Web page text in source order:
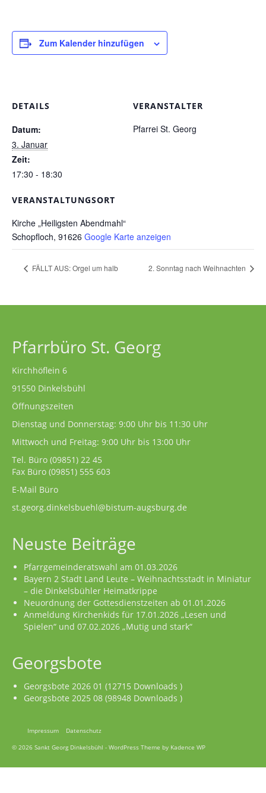
Geschichte
Zum Kalender hinzufügen
DETAILS
Datum:
3. Januar
Zeit:
17:30 - 18:30
VERANSTALTUNGSORT
Kirche „Heiligsten Abendmahl“
Schopfloch, 91626 Google Karte anzeigen
VERANSTALTER
Pfarrei St. Georg
FÄLLT AUS: Orgel um halb 2. Sonntag nach Weihnachten
Pfarrbüro St. Georg
Kirchhöflein 6
91550 Dinkelsbühl
Öffnungszeiten
Dienstag und Donnerstag: 9:00 Uhr bis 11:30 Uhr
Mittwoch und Freitag: 9:00 Uhr bis 13:00 Uhr
Tel. Büro (09851) 22 45
Fax Büro (09851) 555 603
E-Mail Büro
st.georg.dinkelsbuehl@bistum-augsburg.de
Neuste Beiträge
Pfarrgemeinderatswahl am 01.03.2026
Bayern 2 Stadt Land Leute – Weihnachtsstadt in Miniatur
– die Dinkelsbühler Heimatkrippe
Neuordnung der Gottesdienstzeiten ab 01.01.2026
Anmeldung Kirchenkids für 17.01.2026 „Lesen und
Spielen“ und 07.02.2026 „Mutig und stark“
Georgsbote
Georgsbote 2026 01 (12715 Downloads )
Georgsbote 2025 08 (98948 Downloads )
Impressum
Datenschutz
© 2026 Sankt Georg Dinkelsbühl - WordPress Theme by Kadence WP